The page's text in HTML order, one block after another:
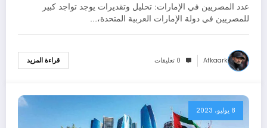
عدد المصريين في الإمارات: تحليل وتقديرات يوجد تواجد كبير
للمصريين في دولة الإمارات العربية المتحدة،…
Afkaark 0 تعليقات قراءة المزيد
8 يوليو، 2023